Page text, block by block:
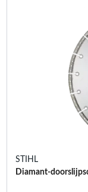
STIHL
Diamant-